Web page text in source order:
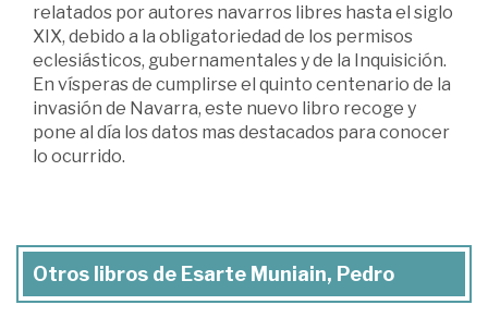
relatados por autores navarros libres hasta el siglo
XIX, debido a la obligatoriedad de los permisos
eclesiásticos, gubernamentales y de la Inquisición.
En vísperas de cumplirse el quinto centenario de la
invasión de Navarra, este nuevo libro recoge y
pone al día los datos mas destacados para conocer
lo ocurrido.
Otros libros de Esarte Muniain, Pedro